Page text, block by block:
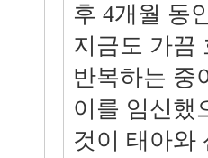
후 4개월 동
지금도 가끔
반복하는 중
이를 임신했
것이 태아와